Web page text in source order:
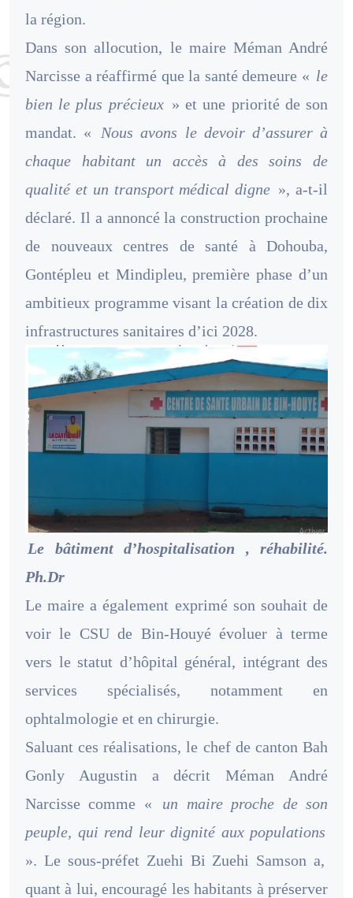
la région.
Dans son allocution, le maire Méman André
Narcisse a réaffirmé que la santé demeure « le
bien le plus précieux » et une priorité de son
mandat. «
Nous avons le devoir d’assurer à
chaque habitant un accès à des soins de
qualité et un transport médical digne », a-t-il
déclaré. Il a annoncé la construction prochaine
de nouveaux centres de santé à Dohouba,
Gontépleu et Mindipleu, première phase d’un
ambitieux programme visant la création de dix
infrastructures sanitaires d’ici 2028.
Le bâtiment d’hospitalisation , réhabilité.
Ph.Dr
Le maire a également exprimé son souhait de
voir le CSU de Bin-Houyé évoluer à terme
vers le statut d’hôpital général, intégrant des
services spécialisés, notamment en
ophtalmologie et en chirurgie.
Saluant ces réalisations, le chef de canton Bah
Gonly Augustin a décrit Méman André
Narcisse comme «
un maire proche de son
peuple, qui rend leur dignité aux populations
». Le sous-préfet Zuehi Bi Zuehi Samson a,
quant à lui, encouragé les habitants à préserver